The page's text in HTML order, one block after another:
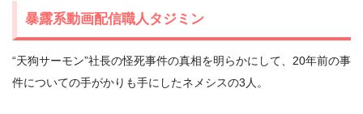
暴露系動画配信職人タジミン
“天狗サーモン”社長の怪死事件の真相を明らかにして、20年前の事
件についての手がかりも手にしたネメシスの3人。